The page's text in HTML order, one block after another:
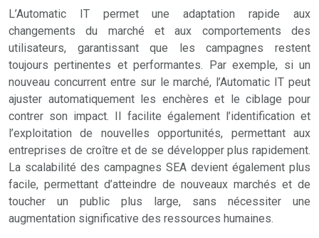
L’Automatic IT permet une adaptation rapide aux
changements du marché et aux comportements des
utilisateurs, garantissant que les campagnes restent
toujours pertinentes et performantes. Par exemple, si un
nouveau concurrent entre sur le marché, l’Automatic IT peut
ajuster automatiquement les enchères et le ciblage pour
contrer son impact. Il facilite également l’identification et
l’exploitation de nouvelles opportunités, permettant aux
entreprises de croître et de se développer plus rapidement.
La scalabilité des campagnes SEA devient également plus
facile, permettant d’atteindre de nouveaux marchés et de
toucher un public plus large, sans nécessiter une
augmentation significative des ressources humaines.